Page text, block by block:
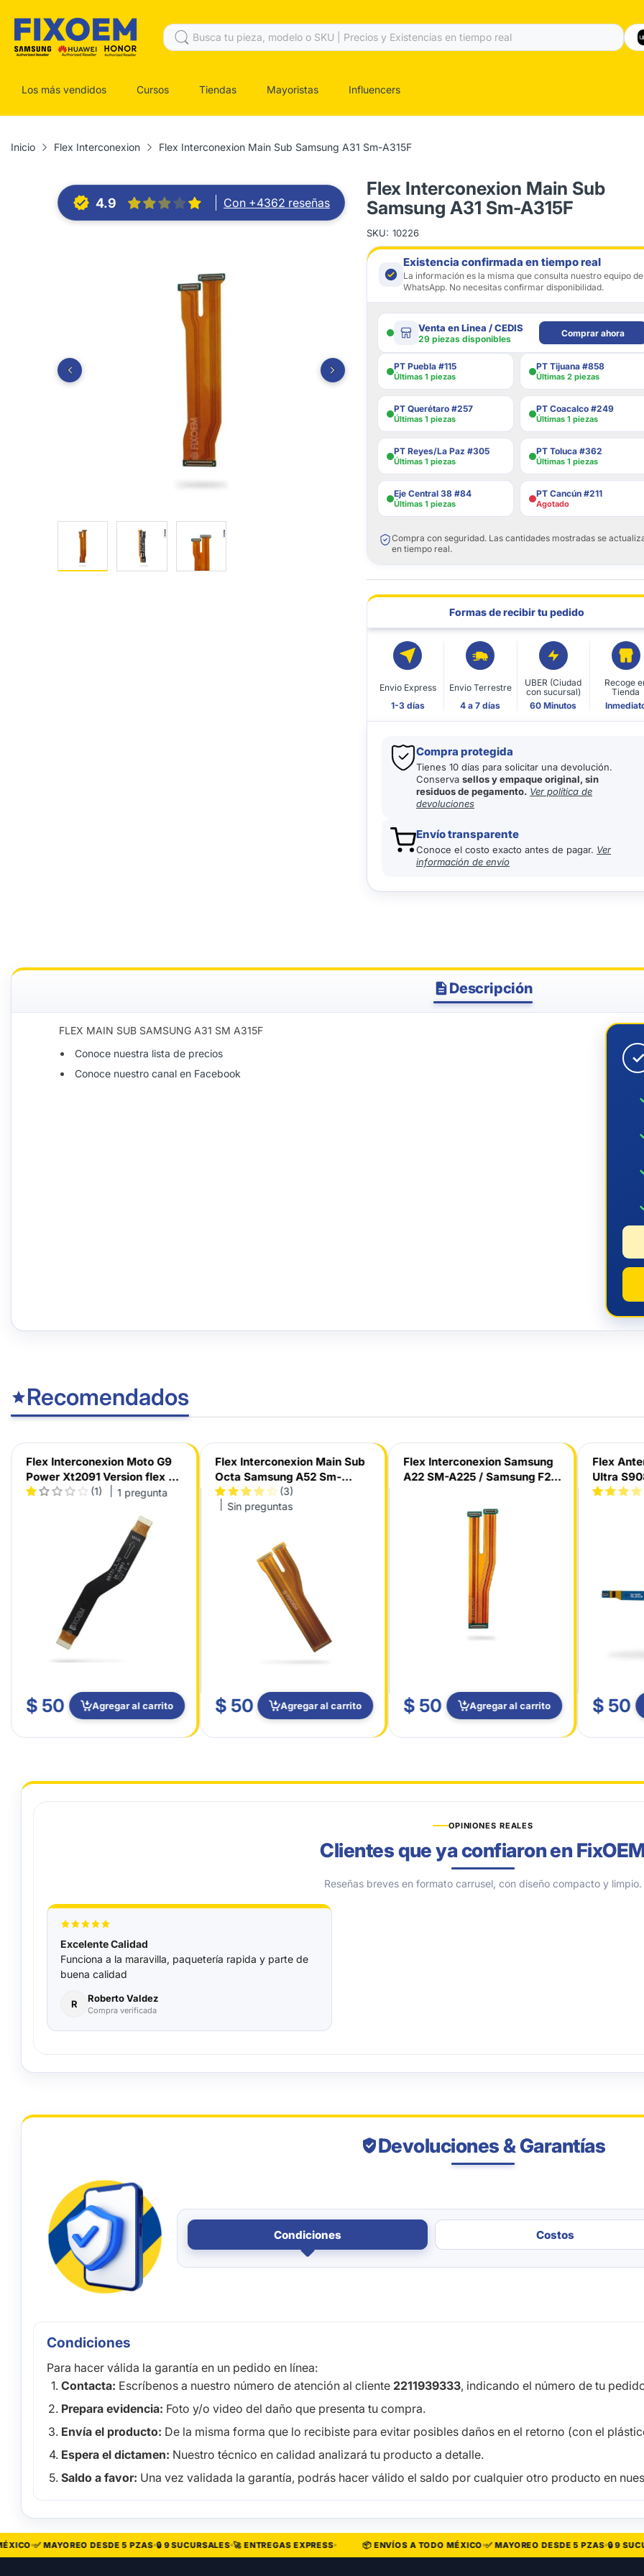
Los más vendidos Cursos Tiendas Mayoristas Influencers
Inicio Flex Interconexion Flex Interconexion Main Sub Samsung A31 Sm-A315F
4.9 Con +4362 reseñas
Flex Interconexion Main Sub
Samsung A31 Sm-A315F
SKU: 10226
Existencia confirmada en tiempo real
La información es la misma que consulta nuestro equipo de
WhatsApp. No necesitas confirmar disponibilidad.
Venta en Linea / CEDIS
29 piezas disponibles
Comprar ahora
PT Puebla #115
Últimas 1 piezas
PT Tijuana #858
Últimas 2 piezas
PT Querétaro #257
Últimas 1 piezas
PT Coacalco #249
Últimas 1 piezas
PT Reyes/La Paz #305
Últimas 1 piezas
PT Toluca #362
Últimas 1 piezas
Eje Central 38 #84
Últimas 1 piezas
PT Cancún #211
Agotado
Compra con seguridad. Las cantidades mostradas se
en tiempo real.
Formas de recibir tu pedido
Envio Express
1-3 días
Envio Terrestre
4 a 7 días
UBER (Ciudad
con sucursal)
60 Minutos
Recoge
Tienda
Compra protegida
Tienes 10 días para solicitar una devolución.
Conservasellos y empaque original, sin
residuos de pegamento. Ver política de
devoluciones
Envío transparente
Conoce el costo exacto antes de pagar. Ver
información de envío
Descripción
FLEX MAIN SUB SAMSUNG A31 SM A315F
Conoce nuestra lista de precios
Conoce nuestro canal en Facebook
✓
Recomendados
Flex Interconexion Moto G9
Power Xt2091 Version flex Zr-
30863
(1) 1 pregunta
$ 50 Agregar al carrito
Flex Interconexion Main Sub
Octa Samsung A52 Sm-
A526B / A52s A528B
(3)
Sin preguntas
$ 50 Agregar al carrito
Flex Interconexion Samsung
A22 SM-A225 / Samsung F22
$ 50 Agregar al carrito
Flex
Ultra
$ 50
OPINIONES REALES
Clientes que ya confiaron en
Reseñas breves en formato carrusel, con diseño compacto y limpio.
Excelente Calidad
Funciona a la maravilla, paquetería rapida y parte de
buena calidad
R
Roberto Valdez
Compra verificada
Devoluciones & Garantías
Condiciones Costos
Condiciones
Para hacer válida la garantía en un pedido en línea:
Contacta: Escríbenos a nuestro número de atención al cliente 2211939333, indicando el número de tu
Prepara evidencia: Foto y/o video del daño que presenta tu compra.
Envía el producto: De la misma forma que lo recibiste para evitar posibles daños en el retorno (con el
Espera el dictamen: Nuestro técnico en calidad analizará tu producto a detalle.
Saldo a favor: Una vez validada la garantía, podrás hacer válido el saldo por cualquier otro producto en
✅ MAYOREO DESDE 5 PZAS 🔒 9 SUCURSALES 🚀 ENTREGAS EXPRESS 📦 ENVÍOS A TODO MÉXICO ✅ MAYOREO DESDE 5 PZAS 🔒 9